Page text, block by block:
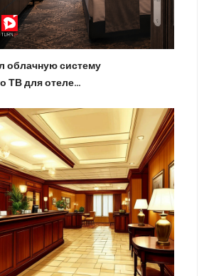
облачную систему
ТВ для отеле…